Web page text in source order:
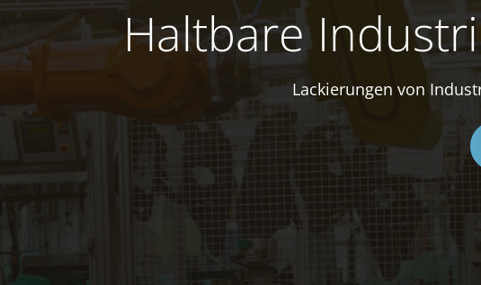
Haltbare
Lackierungen von